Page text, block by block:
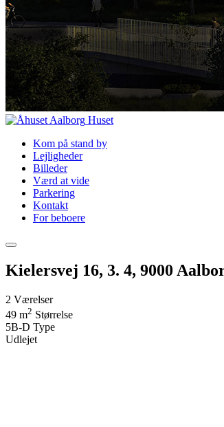
Huset
Kom på stand by
Lejligheder
Billeder
Værd at vide
Parkering
Kontakt
For beboere
Kielersvej 16, 3. 4, 9000
2 Værelser
49 m2 Størrelse
5B-D Type
Udlejet